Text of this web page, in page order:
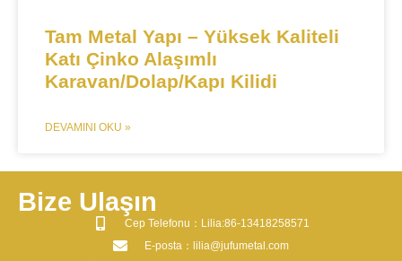
​​Tam Metal Yapı – Yüksek Kaliteli
Katı Çinko Alaşımlı
Karavan/Dolap/Kapı Kilidi​​
DEVAMINI OKU »
Bize Ulaşın
​Cep Telefonu：Lilia:86-13418258571
​E-posta​：lilia@jufumetal.com